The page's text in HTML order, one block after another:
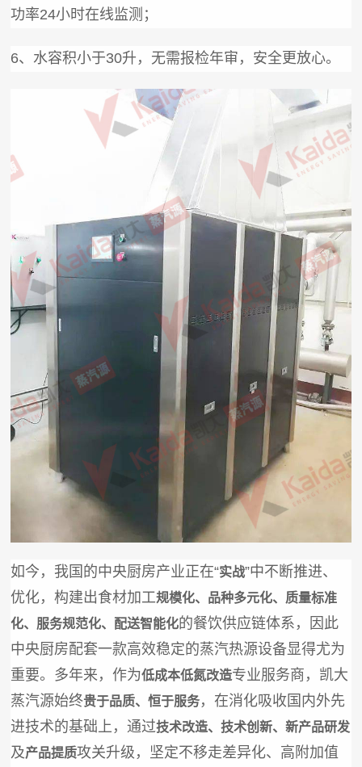
功率24小时在线监测；
6、水容积小于30升，无需报检年审，安全更放心。
如今，我国的中央厨房产业正在“实战”中不断推进、
优化，构建出食材加工规模化、品种多元化、质量标准
化、服务规范化、配送智能化的餐饮供应链体系，因此
中央厨房配套一款高效稳定的蒸汽热源设备显得尤为
重要。多年来，作为低成本低氮改造专业服务商，凯大
蒸汽源始终贵于品质、恒于服务，在消化吸收国内外先
进技术的基础上，通过技术改造、技术创新、新产品研发
及产品提质攻关升级，坚定不移走差异化、高附加值